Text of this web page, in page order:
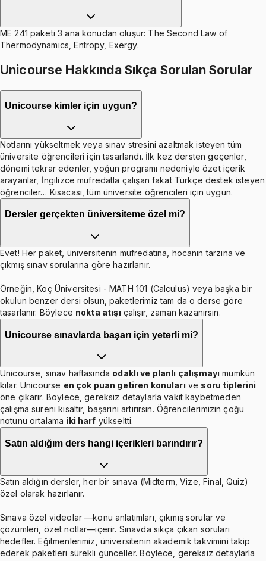
ME 241 paketi 3 ana konudan oluşur: The Second Law of
Thermodynamics, Entropy, Exergy.
Unicourse Hakkında Sıkça Sorulan Sorular
Unicourse kimler için uygun?
Notlarını yükseltmek veya sınav stresini azaltmak isteyen tüm
üniversite öğrencileri için tasarlandı. İlk kez dersten geçenler,
dönemi tekrar edenler, yoğun programı nedeniyle özet içerik
arayanlar, İngilizce müfredatla çalışan fakat Türkçe destek isteyen
öğrenciler… Kısacası, tüm üniversite öğrencileri için uygun.
Dersler gerçekten üniversiteme özel mi?
Evet! Her paket, üniversitenin müfredatına, hocanın tarzına ve
çıkmış sınav sorularına göre hazırlanır.
Örneğin, Koç Üniversitesi - MATH 101 (Calculus) veya başka bir
okulun benzer dersi olsun, paketlerimiz tam da o derse göre
tasarlanır. Böylece nokta atışı çalışır, zaman kazanırsın.
Unicourse sınavlarda başarı için yeterli mi?
Unicourse, sınav haftasında odaklı ve planlı çalışmayı mümkün
kılar. Unicourse en çok puan getiren konuları ve soru tiplerini
öne çıkarır. Böylece, gereksiz detaylarla vakit kaybetmeden
çalışma süreni kısaltır, başarını artırırsın. Öğrencilerimizin çoğu
notunu ortalama iki harf yükseltti.
Satın aldığım ders hangi içerikleri barındırır?
Satın aldığın dersler, her bir sınava (Midterm, Vize, Final, Quiz)
özel olarak hazırlanır.
Sınava özel videolar —konu anlatımları, çıkmış sorular ve
çözümleri, özet notlar—içerir. Sınavda sıkça çıkan soruları
hedefler. Eğitmenlerimiz, üniversitenin akademik takvimini takip
ederek paketleri sürekli günceller. Böylece, gereksiz detaylarla